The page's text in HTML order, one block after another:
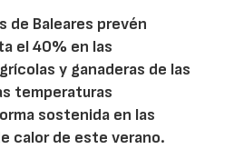
de Baleares prevén
el 40% en las
y ganaderas de las
temperaturas
sostenida en las
calor de este verano.